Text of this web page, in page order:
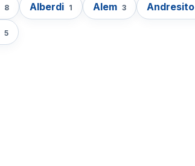
8 Alberdi 1 Alem 3 Andresito
5